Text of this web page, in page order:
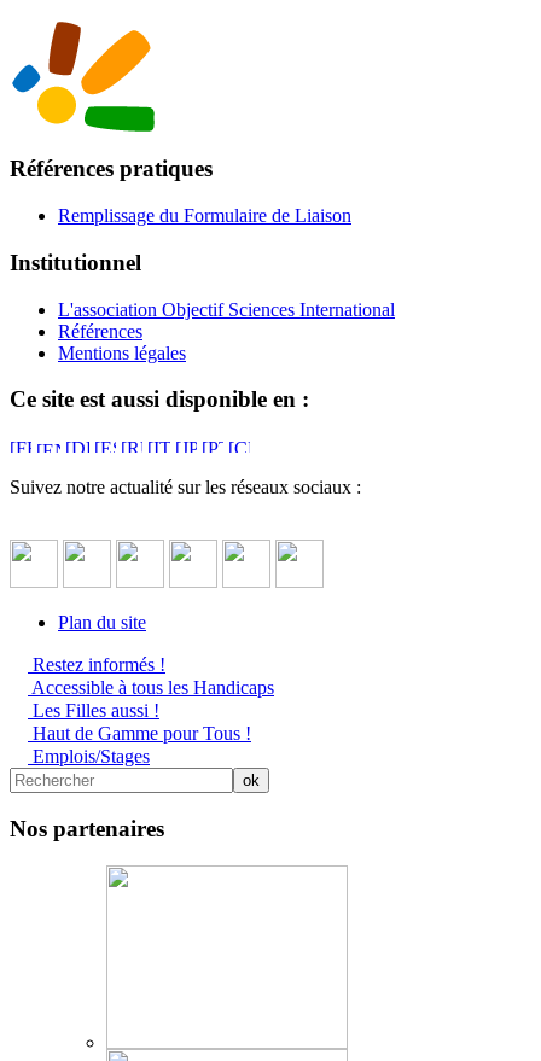
Références pratiques
Remplissage du Formulaire de Liaison
Institutionnel
L'association Objectif Sciences International
Références
Mentions légales
Ce site est aussi disponible en :
Suivez notre actualité sur les réseaux sociaux :
Plan du site
Restez informés !
Accessible à tous les Handicaps
Les Filles aussi !
Haut de Gamme pour Tous !
Emplois/Stages
Nos partenaires